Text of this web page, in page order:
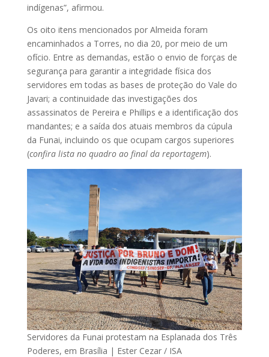
indígenas”, afirmou.
Os oito itens mencionados por Almeida foram
encaminhados a Torres, no dia 20, por meio de um
ofício. Entre as demandas, estão o envio de forças de
segurança para garantir a integridade física dos
servidores em todas as bases de proteção do Vale do
Javari; a continuidade das investigações dos
assassinatos de Pereira e Phillips e a identificação dos
mandantes; e a saída dos atuais membros da cúpula
da Funai, incluindo os que ocupam cargos superiores
(confira lista no quadro ao final da reportagem).
Servidores da Funai protestam na Esplanada dos Três
Poderes, em Brasília | Ester Cezar / ISA